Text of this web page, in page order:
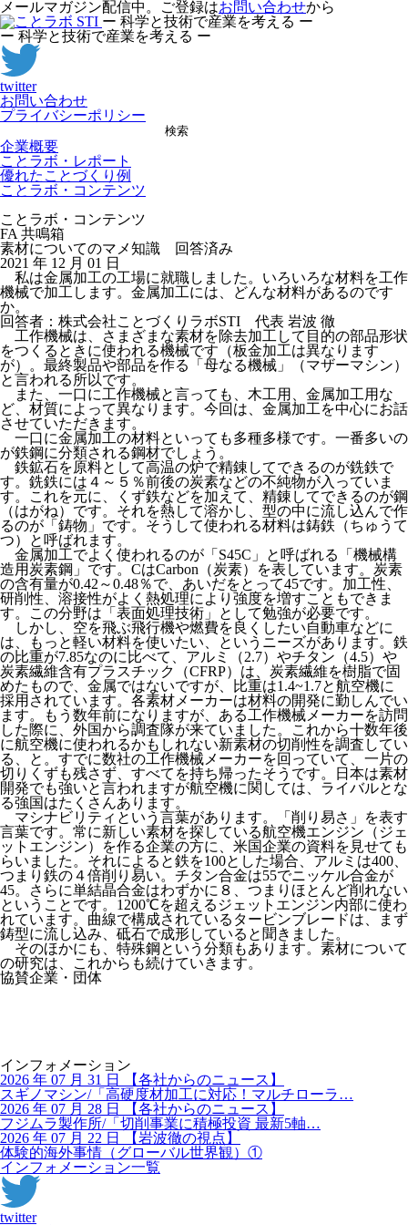
メールマガジン配信中。ご登録はお問い合わせから
ー 科学と技術で産業を考える ー
ー 科学と技術で産業を考える ー
twitter
お問い合わせ
プライバシーポリシー
検索
企業概要
ことラボ・レポート
優れたことづくり例
ことラボ・コンテンツ
ことラボ・コンテンツ
FA 共鳴箱
素材についてのマメ知識 回答済み
2021 年 12 月 01 日
私は金属加工の工場に就職しました。いろいろな材料を工作
機械で加工します。金属加工には、どんな材料があるのです
か。
回答者：株式会社ことづくりラボSTI 代表 岩波 徹
工作機械は、さまざまな素材を除去加工して目的の部品形状
をつくるときに使われる機械です（板金加工は異なります
が）。最終製品や部品を作る「母なる機械」（マザーマシン）
と言われる所以です。
また、一口に工作機械と言っても、木工用、金属加工用な
ど、材質によって異なります。今回は、金属加工を中心にお話
させていただきます。
一口に金属加工の材料といっても多種多様です。一番多いの
が鉄鋼に分類される鋼材でしょう。
鉄鉱石を原料として高温の炉で精錬してできるのが銑鉄で
す。銑鉄には４～５％前後の炭素などの不純物が入っていま
す。これを元に、くず鉄などを加えて、精錬してできるのが鋼
（はがね）です。それを熱して溶かし、型の中に流し込んで作
るのが「鋳物」です。そうして使われる材料は鋳鉄（ちゅうて
つ）と呼ばれます。
金属加工でよく使われるのが「S45C」と呼ばれる「機械構
造用炭素鋼」です。CはCarbon（炭素）を表しています。炭素
の含有量が0.42～0.48％で、あいだをとって45です。加工性、
研削性、溶接性がよく熱処理により強度を増すこともできま
す。この分野は「表面処理技術」として勉強が必要です。
しかし、空を飛ぶ飛行機や燃費を良くしたい自動車などに
は、もっと軽い材料を使いたい、というニーズがあります。鉄
の比重が7.85なのに比べて、アルミ（2.7）やチタン（4.5）や
炭素繊維含有プラスチック（CFRP）は、炭素繊維を樹脂で固
めたもので、金属ではないですが、比重は1.4~1.7と航空機に
採用されています。各素材メーカーは材料の開発に勤しんでい
ます。もう数年前になりますが、ある工作機械メーカーを訪問
した際に、外国から調査隊が来ていました。これから十数年後
に航空機に使われるかもしれない新素材の切削性を調査してい
る、と。すでに数社の工作機械メーカーを回っていて、一片の
切りくずも残さず、すべてを持ち帰ったそうです。日本は素材
開発でも強いと言われますが航空機に関しては、ライバルとな
る強国はたくさんあります。
マシナビリティという言葉があります。「削り易さ」を表す
言葉です。常に新しい素材を探している航空機エンジン（ジェ
ットエンジン）を作る企業の方に、米国企業の資料を見せても
らいました。それによると鉄を100とした場合、アルミは400、
つまり鉄の４倍削り易い。チタン合金は55でニッケル合金が
45。さらに単結晶合金はわずかに８、つまりほとんど削れない
ということです。1200℃を超えるジェットエンジン内部に使わ
れています。曲線で構成されているタービンブレードは、まず
鋳型に流し込み、砥石で成形していると聞きました。
そのほかにも、特殊鋼という分類もあります。素材について
の研究は、これからも続けていきます。
協賛企業・団体
インフォメーション
2026 年 07 月 31 日
【各社からのニュース】
スギノマシン/「高硬度材加工に対応！マルチローラ…
2026 年 07 月 28 日
【各社からのニュース】
フジムラ製作所/「切削事業に積極投資 最新5軸…
2026 年 07 月 22 日
【岩波徹の視点】
体験的海外事情（グローバル世界観）①
インフォメーション一覧
twitter